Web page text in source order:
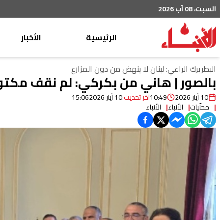
السبت، 08 آب 2026
الرئيسية
الأخبار
عربي دولي
البطريرك الراعي: لبنان لا ينهض من دون المزارع
بالصور | هاني من بكركي: لم نقف
10 أيار 2026 10:49آخر تحديث:10 أيار 2026 15:06
محلّيات الأنباء الأنباء